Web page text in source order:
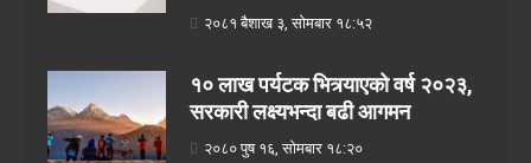
२०८१ बैशाख ३, सोमबार १८:५२
१० लाख पर्यटक भित्र्याएको वर्ष २०२३,
सरकारी लक्ष्यभन्दा बढी आगमन
२०८० पुष १६, सोमबार १८:२०